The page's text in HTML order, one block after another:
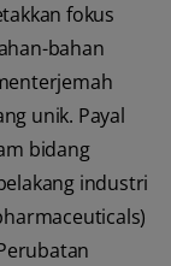
fokus
bahan
unik. Payal
bidang
industri